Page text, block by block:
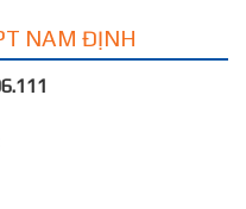
NAM ĐỊNH